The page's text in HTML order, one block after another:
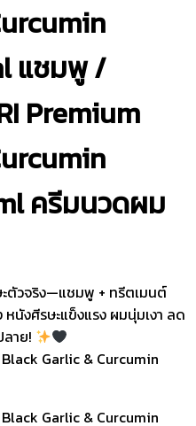
แชมพู /
Premium
ครีมนวดผม
ตัวจริง—แชมพู + ทรีตเมนต์
นังศีรษะแข็งแรง ผมนุ่มเงา ลด
าย!
Black Garlic & Curcumin
Black Garlic & Curcumin